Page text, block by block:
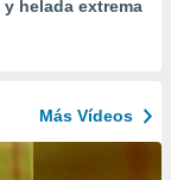
helada extrema
Más Vídeos